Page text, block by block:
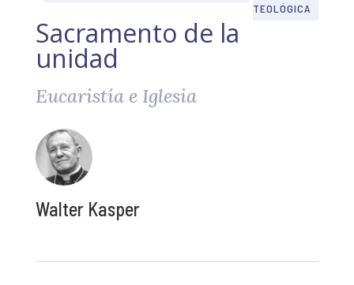
TEOLÓGICA
Sacramento de la
unidad
Eucaristía e Iglesia
Walter Kasper